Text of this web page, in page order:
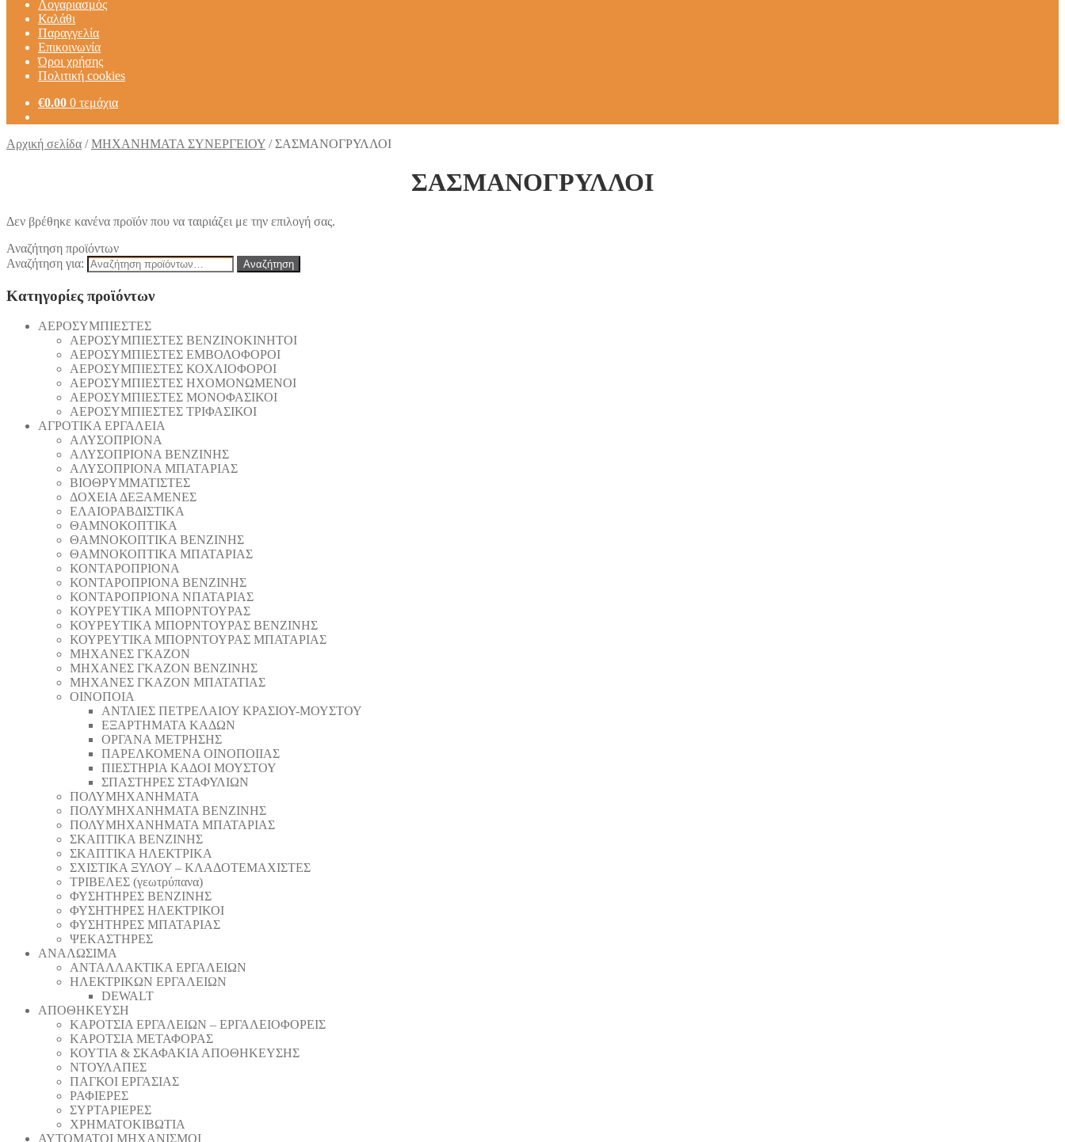
Λογαριασμός
Καλάθι
Παραγγελία
Επικοινωνία
Όροι χρήσης
Πολιτική cookies
€0.00 0 τεμάχια
Αρχική σελίδα /ΜΗΧΑΝΗΜΑΤΑ ΣΥΝΕΡΓΕΙΟΥ /ΣΑΣΜΑΝΟΓΡΥΛΛΟΙ
ΣΑΣΜΑΝΟΓΡΥΛΛΟΙ
Δεν βρέθηκε κανένα προϊόν που να ταιριάζει με την επιλογή σας.
Αναζήτηση προϊόντων
Αναζήτηση για:
Αναζήτηση
Κατηγορίες προϊόντων
AEΡΟΣΥΜΠΙΕΣΤΕΣ
AEΡΟΣΥΜΠΙΕΣΤΕΣ ΒΕΝΖΙΝΟΚΙΝΗΤΟΙ
AEΡΟΣΥΜΠΙΕΣΤΕΣ ΕΜΒΟΛΟΦΟΡΟΙ
AEΡΟΣΥΜΠΙΕΣΤΕΣ ΚΟΧΛΙΟΦΟΡΟΙ
ΑΕΡΟΣΥΜΠΙΕΣΤΕΣ ΗΧΟΜΟΝΩΜΕΝΟΙ
ΑΕΡΟΣΥΜΠΙΕΣΤΕΣ ΜΟΝΟΦΑΣΙΚΟΙ
ΑΕΡΟΣΥΜΠΙΕΣΤΕΣ ΤΡΙΦΑΣΙΚΟΙ
ΑΓΡΟΤΙΚΑ ΕΡΓΑΛΕΙΑ
AΛΥΣΟΠΡΙΟΝΑ
AΛΥΣΟΠΡΙΟΝΑ ΒΕΝΖΙΝΗΣ
AΛΥΣΟΠΡΙΟΝΑ ΜΠΑΤΑΡΙΑΣ
ΒΙΟΘΡΥΜΜΑΤΙΣΤΕΣ
ΔΟΧΕΙΑ ΔΕΞΑΜΕΝΕΣ
ΕΛΑΙΟΡΑΒΔΙΣΤΙΚΑ
ΘAΜΝΟΚΟΠΤΙΚΑ
ΘAΜΝΟΚΟΠΤΙΚΑ ΒΕΝΖΙΝΗΣ
ΘAΜΝΟΚΟΠΤΙΚΑ ΜΠΑΤΑΡΙΑΣ
ΚΟΝΤΑΡΟΠΡΙΟΝΑ
ΚΟΝΤΑΡΟΠΡΙΟΝΑ ΒΕΝΖΙΝΗΣ
ΚΟΝΤΑΡΟΠΡΙΟΝΑ ΝΠΑΤΑΡΙΑΣ
ΚΟΥΡΕΥΤΙΚΑ ΜΠΟΡΝΤΟΥΡΑΣ
ΚΟΥΡΕΥΤΙΚΑ ΜΠΟΡΝΤΟΥΡΑΣ ΒΕΝΖΙΝΗΣ
ΚΟΥΡΕΥΤΙΚΑ ΜΠΟΡΝΤΟΥΡΑΣ ΜΠΑΤΑΡΙΑΣ
ΜΗΧΑΝΕΣ ΓΚΑΖΟΝ
ΜΗΧΑΝΕΣ ΓΚΑΖΟΝ ΒΕΝΖΙΝΗΣ
ΜΗΧΑΝΕΣ ΓΚΑΖΟΝ ΜΠΑΤΑΤΙΑΣ
ΟΙΝΟΠΟΙΑ
ΑΝΤΛΙΕΣ ΠΕΤΡΕΛΑΙΟΥ ΚΡΑΣΙΟΥ-ΜΟΥΣΤΟΥ
ΕΞΑΡΤΗΜΑΤΑ ΚΑΔΩΝ
ΟΡΓΑΝΑ ΜΕΤΡΗΣΗΣ
ΠΑΡΕΛΚΟΜΕΝΑ ΟΙΝΟΠΟΙΙΑΣ
ΠΙΕΣΤΗΡΙΑ ΚΑΔΟΙ ΜΟΥΣΤΟΥ
ΣΠΑΣΤΗΡΕΣ ΣΤΑΦΥΛΙΩΝ
ΠΟΛΥΜΗΧΑΝΗΜΑΤΑ
ΠΟΛΥΜΗΧΑΝΗΜΑΤΑ ΒΕΝΖΙΝΗΣ
ΠΟΛΥΜΗΧΑΝΗΜΑΤΑ ΜΠΑΤΑΡΙΑΣ
ΣΚΑΠΤΙΚΑ ΒΕΝΖΙΝΗΣ
ΣΚΑΠΤΙΚΑ ΗΛΕΚΤΡΙΚΑ
ΣΧΙΣΤΙΚΑ ΞΥΛΟΥ – ΚΛΑΔΟΤΕΜΑΧΙΣΤΕΣ
ΤΡΙΒΕΛΕΣ (γεωτρύπανα)
ΦΥΣΗΤΗΡΕΣ ΒΕΝΖΙΝΗΣ
ΦΥΣΗΤΗΡΕΣ ΗΛΕΚΤΡΙΚΟΙ
ΦΥΣΗΤΗΡΕΣ ΜΠΑΤΑΡΙΑΣ
ΨΕΚΑΣΤΗΡΕΣ
ΑΝΑΛΩΣΙΜΑ
ΑΝΤΑΛΛΑΚΤΙΚΑ ΕΡΓΑΛΕΙΩΝ
ΗΛΕΚΤΡΙΚΩΝ ΕΡΓΑΛΕΙΩΝ
DEWALT
ΑΠΟΘΗΚΕΥΣΗ
ΚΑΡΟΤΣΙΑ ΕΡΓΑΛΕΙΩΝ – ΕΡΓΑΛΕΙΟΦΟΡΕΙΣ
ΚΑΡΟΤΣΙΑ ΜΕΤΑΦΟΡΑΣ
ΚΟΥΤΙΑ & ΣΚΑΦΑΚΙΑ ΑΠΟΘΗΚΕΥΣΗΣ
ΝΤΟΥΛΑΠΕΣ
ΠΑΓΚΟΙ ΕΡΓΑΣΙΑΣ
ΡΑΦΙΕΡΕΣ
ΣΥΡΤΑΡΙΕΡΕΣ
ΧΡΗΜΑΤΟΚΙΒΩΤΙΑ
ΑΥΤΟΜΑΤΟΙ ΜΗΧΑΝΙΣΜΟΙ